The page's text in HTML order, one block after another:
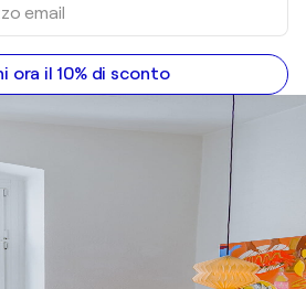
ora il 10% di sconto